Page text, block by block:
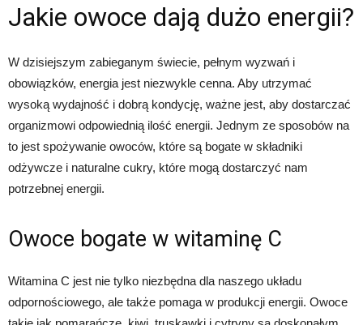
Jakie owoce dają dużo energii?
W dzisiejszym zabieganym świecie, pełnym wyzwań i
obowiązków, energia jest niezwykle cenna. Aby utrzymać
wysoką wydajność i dobrą kondycję, ważne jest, aby dostarczać
organizmowi odpowiednią ilość energii. Jednym ze sposobów na
to jest spożywanie owoców, które są bogate w składniki
odżywcze i naturalne cukry, które mogą dostarczyć nam
potrzebnej energii.
Owoce bogate w witaminę C
Witamina C jest nie tylko niezbędna dla naszego układu
odpornościowego, ale także pomaga w produkcji energii. Owoce